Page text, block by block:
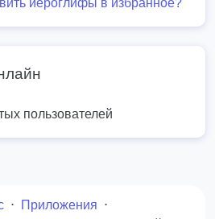
иероглифы в избранное?
пользователей
⋅ Приложения ⋅